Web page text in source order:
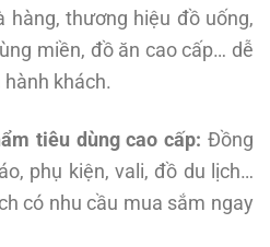
hàng, thương hiệu đồ uống,
miền, đồ ăn cao cấp… dễ
khách.
tiêu dùng cao cấp: Đồng
phụ kiện, vali, đồ du lịch…
có nhu cầu mua sắm ngay